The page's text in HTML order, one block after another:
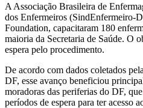
A Associação Brasileira de
dos Enfermeiros (SindEnfermeiro-
Foundation, capacitaram 180
maioria da Secretaria de Saúde. O
espera pelo procedimento.
De acordo com dados coletados
DF, esse avanço beneficiou
moradoras das periferias do DF,
períodos de espera para ter acesso